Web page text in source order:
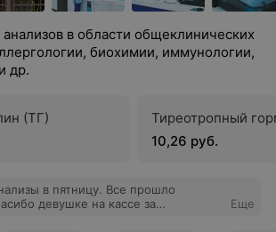
в области общеклинических
биохимии, иммунологии,
др.
(ТГ)
Тиреотропный
10,26 руб.
в пятницу. Все прошло
девушке на кассе за
Еще